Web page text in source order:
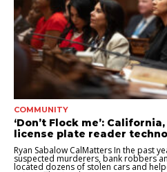
COMMUNITY
‘Don’t Flock me’:
license plate reader
Ryan Sabalow CalMatters In the past
suspected murderers, bank robbers
located dozens of stolen cars and